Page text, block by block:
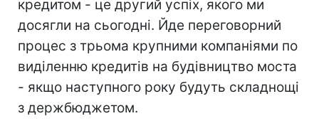
кредитом - це другий успіх, якого ми
досягли на сьогодні. Йде переговорний
процес з трьома крупними компаніями по
виділенню кредитів на будівництво моста
- якщо наступного року будуть складнощі
з держбюджетом.